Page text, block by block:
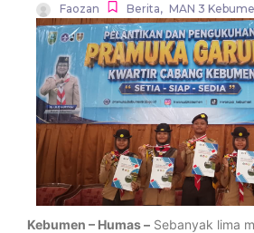
Faozan Berita, MAN 3
Kebumen – Humas – Sebanyak lima